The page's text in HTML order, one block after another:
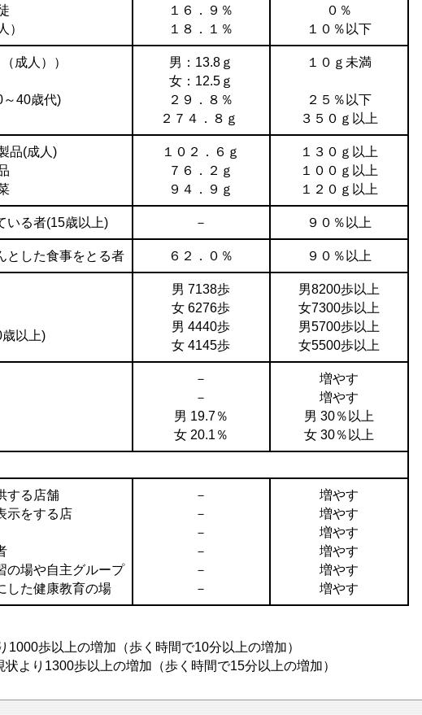
）
１６．９％
１８．１％
０％
１０％以下
成人））
～40歳代)
男：13.8ｇ
女：12.5ｇ
２９．８％
２７４．８ｇ
１０ｇ未満
２５％以下
３５０ｇ以上
品(成人)
１０２．６ｇ
７６．２ｇ
９４．９ｇ
１３０ｇ以上
１００ｇ以上
１２０ｇ以上
いる者(15歳以上) － ９０％以上
とした食事をとる者 ６２．０％ ９０％以上
以上)
男 7138歩
女 6276歩
男 4440歩
女 4145歩
男8200歩以上
女7300歩以上
男5700歩以上
女5500歩以上
－
－
男 19.7％
女 20.1％
増やす
増やす
男 30％以上
女 30％以上
する店舗
示をする店
の場や自主グループ
した健康教育の場
－
－
－
－
－
－
増やす
増やす
増やす
増やす
増やす
増やす
1000歩以上の増加（歩く時間で10分以上の増加）
歩以上の増加（歩く時間で15分以上の増加）